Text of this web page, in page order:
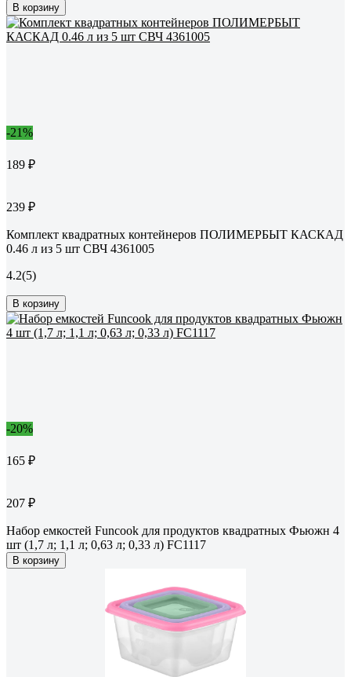
В корзину
-21%
189 ₽
239 ₽
Комплект квадратных контейнеров ПОЛИМЕРБЫТ КАСКАД
0.46 л из 5 шт СВЧ 4361005
4.2(5)
В корзину
-20%
165 ₽
207 ₽
Набор емкостей Funcook для продуктов квадратных Фьюжн 4
шт (1,7 л; 1,1 л; 0,63 л; 0,33 л) FC1117
В корзину